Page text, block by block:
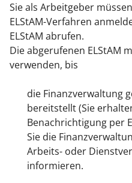
Sie als Arbeitgeber
ELStAM-Verfahren
ELStAM abrufen.
Die abgerufenen ELStAM
verwenden, bis
die Finanzverwaltung
bereitstellt (Sie
Benachrichtigung per
Sie die
Arbeits- oder
informieren.